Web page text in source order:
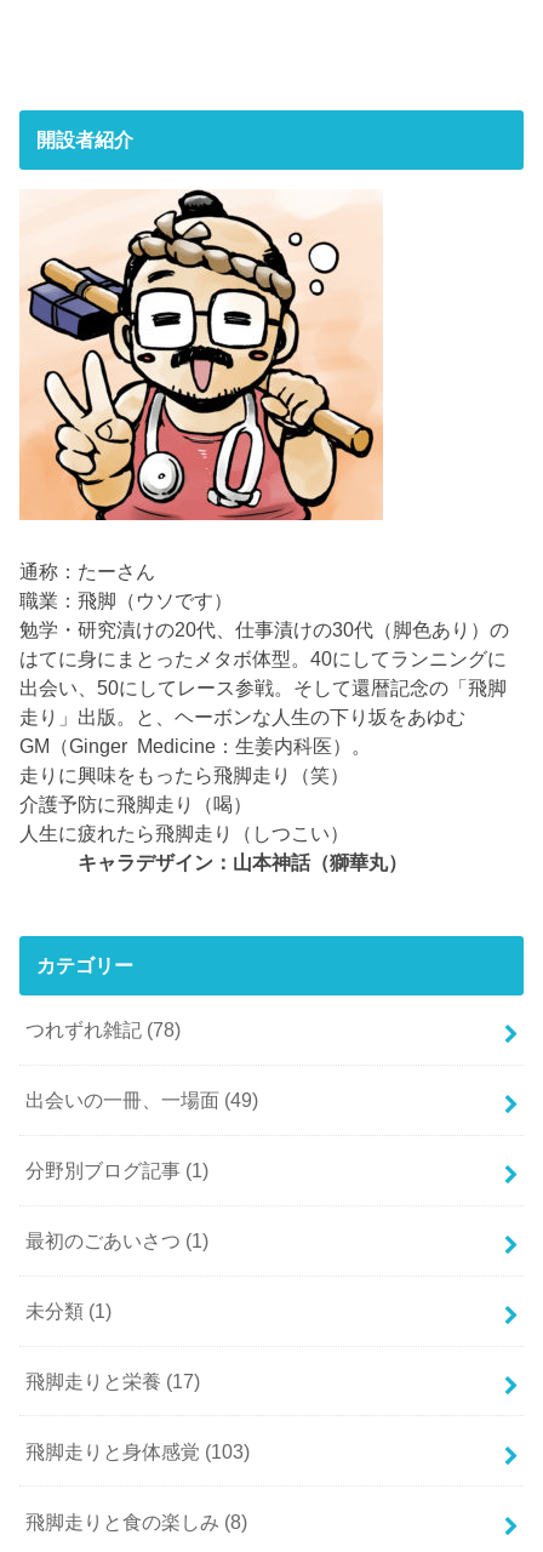
開設者紹介
通称：たーさん
職業：飛脚（ウソです）
勉学・研究漬けの20代、仕事漬けの30代（脚色あり）の
はてに身にまとったメタボ体型。40にしてランニングに
出会い、50にしてレース参戦。そして還暦記念の「飛脚
走り」出版。と、ヘーボンな人生の下り坂をあゆむ
GM（Ginger Medicine：生姜内科医）。
走りに興味をもったら飛脚走り（笑）
介護予防に飛脚走り（喝）
人生に疲れたら飛脚走り（しつこい）
キャラデザイン：山本神話（獅華丸）
カテゴリー
つれずれ雑記 (78)
出会いの一冊、一場面 (49)
分野別ブログ記事 (1)
最初のごあいさつ (1)
未分類 (1)
飛脚走りと栄養 (17)
飛脚走りと身体感覚 (103)
飛脚走りと食の楽しみ (8)